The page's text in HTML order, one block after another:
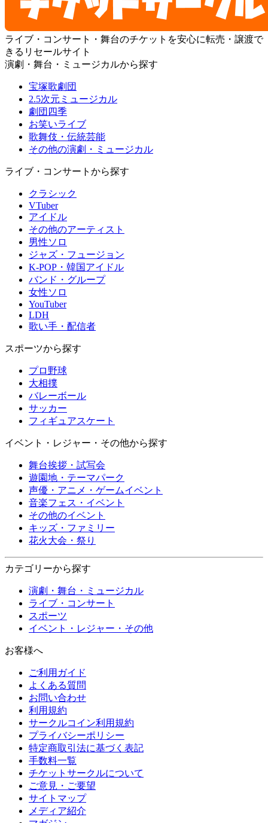
ライブ・コンサート・舞台のチケットを安心に転売・譲渡で
きるリセールサイト
演劇・舞台・ミュージカルから探す
宝塚歌劇団
2.5次元ミュージカル
劇団四季
お笑いライブ
歌舞伎・伝統芸能
その他の演劇・ミュージカル
ライブ・コンサートから探す
クラシック
VTuber
アイドル
その他のアーティスト
男性ソロ
ジャズ・フュージョン
K-POP・韓国アイドル
バンド・グループ
女性ソロ
YouTuber
LDH
歌い手・配信者
スポーツから探す
プロ野球
大相撲
バレーボール
サッカー
フィギュアスケート
イベント・レジャー・その他から探す
舞台挨拶・試写会
遊園地・テーマパーク
声優・アニメ・ゲームイベント
音楽フェス・イベント
その他のイベント
キッズ・ファミリー
花火大会・祭り
カテゴリーから探す
演劇・舞台・ミュージカル
ライブ・コンサート
スポーツ
イベント・レジャー・その他
お客様へ
ご利用ガイド
よくある質問
お問い合わせ
利用規約
サークルコイン利用規約
プライバシーポリシー
特定商取引法に基づく表記
手数料一覧
チケットサークルについて
ご意見・ご要望
サイトマップ
メディア紹介